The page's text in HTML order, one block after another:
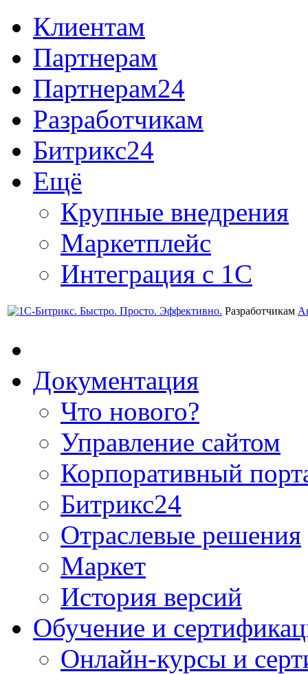
Клиентам
Партнерам
Партнерам24
Разработчикам
Битрикс24
Ещё
Крупные внедрения
Маркетплейс
Интеграция с 1С
Разработчикам
Документация
Что нового?
Управление сайтом
Корпоративный
Битрикс24
Отраслевые решения
Маркет
История версий
Обучение и
Онлайн-курсы и